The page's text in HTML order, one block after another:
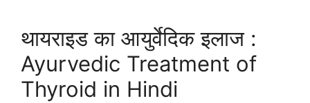
थायराइड का आयुर्वेदिक इलाज :
Ayurvedic Treatment of
Thyroid in Hindi